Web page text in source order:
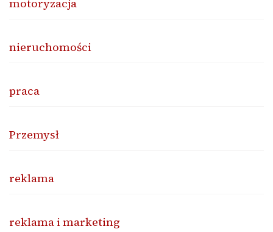
motoryzacja
nieruchomości
praca
Przemysł
reklama
reklama i marketing